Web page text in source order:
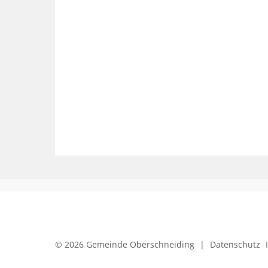
© 2026 Gemeinde Oberschneiding | Datenschutz